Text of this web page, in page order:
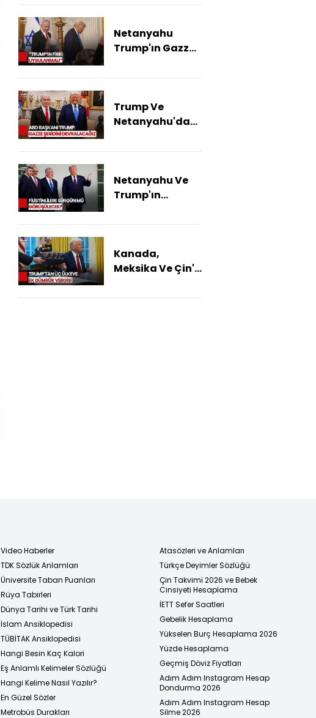
Kararlı"
Netanyahu
Trump'ın Gazze
Desteğini
Trump Ve
Netanyahu'dan
Kritik Görüşme!
Girecek?
Netanyahu Ve
Trump'ın
Hangi Başlıklar
Kanada,
Meksika Ve Çin'e
Vergileri
Video Haberler
TDK Sözlük Anlamları
Üniversite Taban Puanları
Rüya Tabirleri
Dünya Tarihi ve Türk Tarihi
İslam Ansiklopedisi
TÜBİTAK Ansiklopedisi
Hangi Besin Kaç Kalori
Eş Anlamlı Kelimeler Sözlüğü
Hangi Kelime Nasıl Yazılır?
En Güzel Sözler
Metrobüs Durakları
Atasözleri ve Anlamları
Türkçe Deyimler Sözlüğü
Çin Takvimi 2026 ve Bebek
Cinsiyeti Hesaplama
İETT Sefer Saatleri
Gebelik Hesaplama
Yükselen Burç Hesaplama 2026
Yüzde Hesaplama
Geçmiş Döviz Fiyatları
Adım Adım Instagram Hesap
Dondurma 2026
Adım Adım Instagram Hesap
Silme 2026